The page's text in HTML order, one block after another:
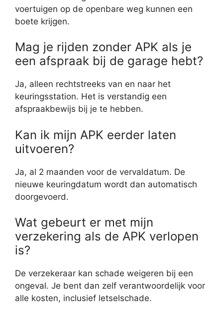
voertuigen op de openbare weg kunnen een
boete krijgen.
Mag je rijden zonder APK als je
een afspraak bij de garage hebt?
Ja, alleen rechtstreeks van en naar het
keuringsstation. Het is verstandig een
afspraakbewijs bij je te hebben.
Kan ik mijn APK eerder laten
uitvoeren?
Ja, al 2 maanden voor de vervaldatum. De
nieuwe keuringdatum wordt dan automatisch
doorgevoerd.
Wat gebeurt er met mijn
verzekering als de APK verlopen
is?
De verzekeraar kan schade weigeren bij een
ongeval. Je bent dan zelf verantwoordelijk voor
alle kosten, inclusief letselschade.